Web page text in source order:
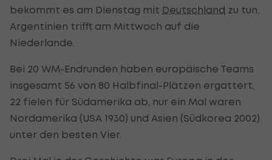
bekommt es am Dienstag mit Deutschland zu tun,
Argentinien trifft am Mittwoch auf die
Niederlande.
Bei 20 WM-Endrunden haben europäische Teams
insgesamt 56 von 80 Halbfinal-Plätzen ergattert,
22 fielen für Südamerika ab, nur ein Mal waren
Nordamerika (USA 1930) und Asien (Südkorea 2002)
unter den besten Vier.